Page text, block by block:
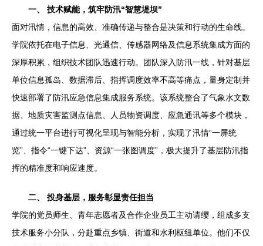
一、 技术赋能，筑牢防汛“智慧堤坝”
面对汛情，信息的高效、准确传递与整合是决策和行动的生命线。
学院依托在电子信息、光通信、传感器网络及信息系统集成方面的
深厚积累，组织技术团队迅速行动。团队深入防汛一线，针对基层
单位信息孤岛、数据滞后、指挥调度效率不高等痛点，量身定制并
快速部署了防汛应急信息集成服务系统。该系统整合了气象水文数
据、地质灾害监测点信息、人员物资调度、应急通讯等多个模块，
通过统一平台进行可视化呈现与智能分析，实现了汛情“一屏统
览”、指令“一键下达”、资源“一张图调度”，极大提升了基层防汛指
挥的精准度和响应速度。
二、 投身基层，服务彰显责任担当
学院的党员师生、青年志愿者及合作企业员工主动请缨，组成多支
技术服务小分队，分赴重点乡镇、街道和水利枢纽单位。他们不仅